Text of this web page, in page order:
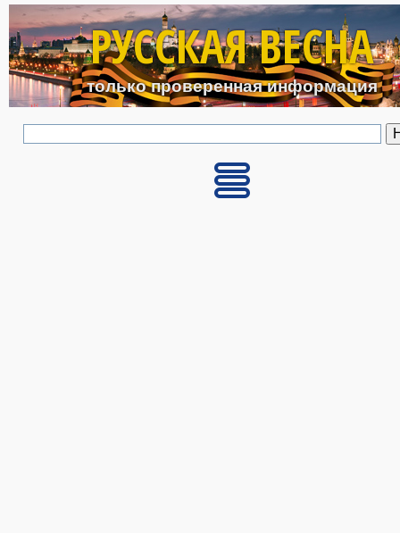
Перейти к основному
РУССКАЯ ВЕСНА
только проверенная информация